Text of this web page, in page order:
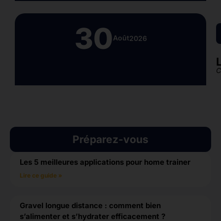
30Août2026
Préparez-vous
Les 5 meilleures applications pour home trainer
Lire ce guide »
Gravel longue distance : comment bien
s’alimenter et s’hydrater efficacement ?